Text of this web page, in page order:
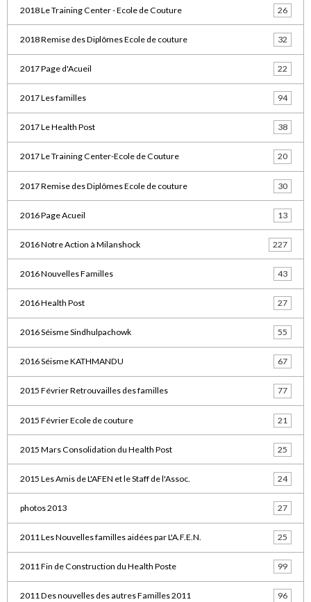
2018 Le Training Center - Ecole de Couture 26
2018 Remise des Diplômes Ecole de couture 32
2017 Page d'Acueil 22
2017 Les familles 94
2017 Le Health Post 38
2017 Le Training Center-Ecole de Couture 20
2017 Remise des Diplômes Ecole de couture 30
2016 Page Acueil 13
2016 Notre Action à Milanshock 227
2016 Nouvelles Familles 43
2016 Health Post 27
2016 Séisme Sindhulpachowk 55
2016 Séisme KATHMANDU 67
2015 Février Retrouvailles des familles 77
2015 Février Ecole de couture 21
2015 Mars Consolidation du Health Post 25
2015 Les Amis de L'AFEN et le Staff de l'Assoc. 24
photos 2013 27
2011 Les Nouvelles familles aidées par L'A.F.E.N. 25
2011 Fin de Construction du Health Poste 99
2011 Des nouvelles des autres Familles 2011 96